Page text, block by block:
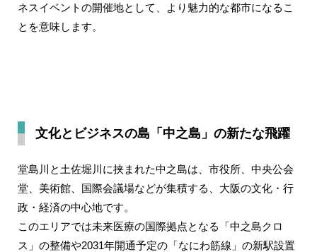
ネスイベントの開催地として、より魅力的な都市になるこ
とを意味します。
文化とビジネスの島「中之島」の新たな飛躍
堂島川と土佐堀川に挟まれた中之島は、市役所、中央公会
堂、美術館、国際会議場などが集積する、大阪の文化・行
政・経済の中心地です。
このエリアでは未来医療の国際拠点となる「中之島クロ
ス」の整備や2031年開通予定の「なにわ筋線」の新駅設置